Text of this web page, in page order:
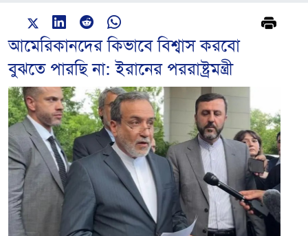
আমেরিকানদের কিভাবে বিশ্বাস করবো
বুঝতে পারছি না: ইরানের পররাষ্ট্রমন্ত্রী